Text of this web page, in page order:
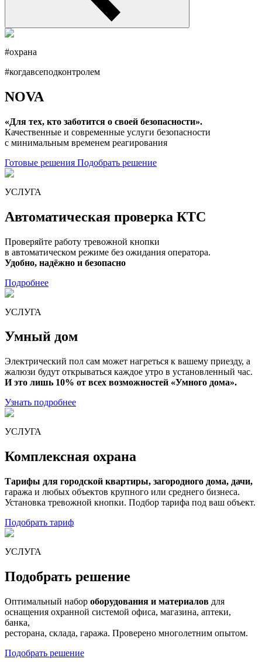
#охрана
#когдавсеподконтролем
NOVA
«Для тех, кто заботится о своей безопасности».
Качественные и современные услуги безопасности
с минимальным временем реагирования
Готовые решения Подобрать решение
УСЛУГА
Автоматическая проверка КТС
Проверяйте работу тревожной кнопки
в автоматическом режиме без ожидания оператора.
Удобно, надёжно и безопасно
Подробнее
УСЛУГА
Умный дом
Электрический пол сам может нагреться к вашему приезду, а
жалюзи будут открываться каждое утро в установленный час.
И это лишь 10% от всех возможностей «Умного дома».
Узнать подробнее
УСЛУГА
Комплексная охрана
Тарифы для городской квартиры, загородного дома, дачи,
гаража и любых объектов крупного или среднего бизнеса.
Установка тревожной кнопки. Подбор тарифа под ваш объект.
Подобрать тариф
УСЛУГА
Подобрать решение
Оптимальный набор оборудования и материалов для
оснащения охранной системой офиса, магазина, аптеки,
банка,
ресторана, склада, гаража. Проверено многолетним опытом.
Подобрать решение